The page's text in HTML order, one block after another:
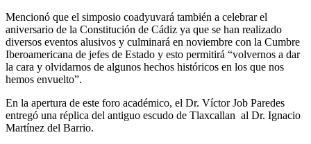
Mencionó que el simposio coadyuvará también a celebrar el
aniversario de la Constitución de Cádiz ya que se han realizado
diversos eventos alusivos y culminará en noviembre con la Cumbre
Iberoamericana de jefes de Estado y esto permitirá “volvernos a dar
la cara y olvidarnos de algunos hechos históricos en los que nos
hemos envuelto”.
En la apertura de este foro académico, el Dr. Víctor Job Paredes
entregó una réplica del antiguo escudo de Tlaxcallan al Dr. Ignacio
Martínez del Barrio.